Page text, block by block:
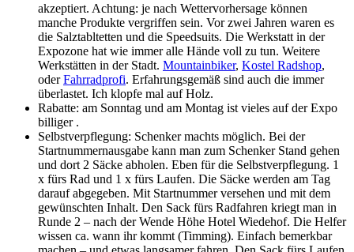
akzeptiert. Achtung: je nach Wettervorhersage können
manche Produkte vergriffen sein. Vor zwei Jahren waren es
die Salztabltetten und die Speedsuits. Die Werkstatt in der
Expozone hat wie immer alle Hände voll zu tun. Weitere
Werkstätten in der Stadt. Mountainbiker, Kostel Radshop,
oderFahrradprofi. Erfahrungsgemäß sind auch die immer
überlastet. Ich klopfe mal auf Holz.
Rabatte: am Sonntag und am Montag ist vieles auf der Expo
billiger .
Selbstverpflegung: Schenker machts möglich. Bei der
Startnummernausgabe kann man zum Schenker Stand gehen
und dort 2 Säcke abholen. Eben für die Selbstverpflegung. 1
x fürs Rad und 1 x fürs Laufen. Die Säcke werden am Tag
darauf abgegeben. Mit Startnummer versehen und mit dem
gewünschten Inhalt. Den Sack fürs Radfahren kriegt man in
Runde 2 – nach der Wende Höhe Hotel Wiedehof. Die Helfer
wissen ca. wann ihr kommt (Timming). Einfach bemerkbar